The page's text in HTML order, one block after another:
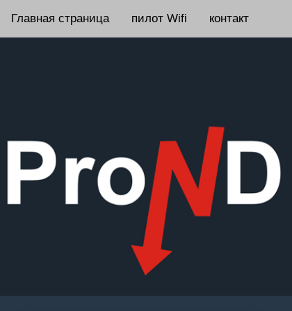
Главная страница пилот Wifi контакт